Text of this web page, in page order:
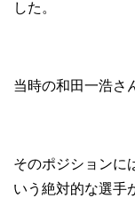
した。
当時の和田一浩さ
そのポジションに
いう絶対的な選手